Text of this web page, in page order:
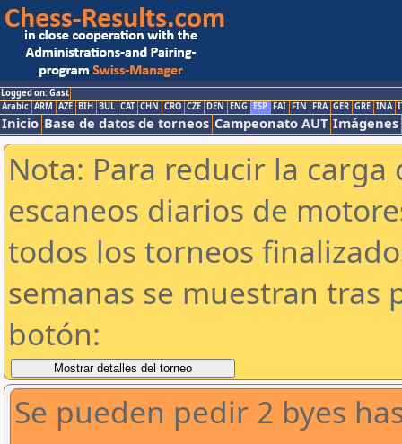
Logged on: Gast
Arabic ARM AZE BIH BUL CAT CHN CRO CZE DEN ENG ESP FAI FIN FRA GER GRE INA
Inicio Base de datos de torneos Campeonato AUT Imágenes
Nota: Para reducir la
escaneos diarios de
todos los torneos
semanas se muestran tras
botón:
Se pueden pedir 2 byes